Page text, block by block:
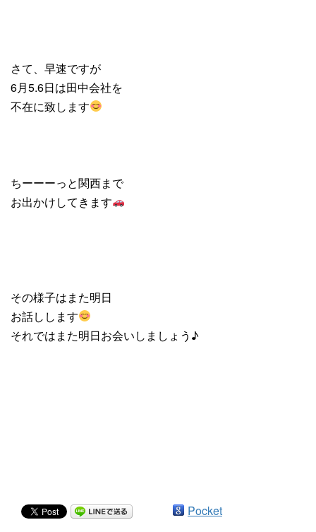
さて、早速ですが
6月5.6日は田中会社を
不在に致します
ちーーーっと関西まで
お出かけしてきます
その様子はまた明日
お話しします
それではまた明日お会いしましょう♪
Pocket